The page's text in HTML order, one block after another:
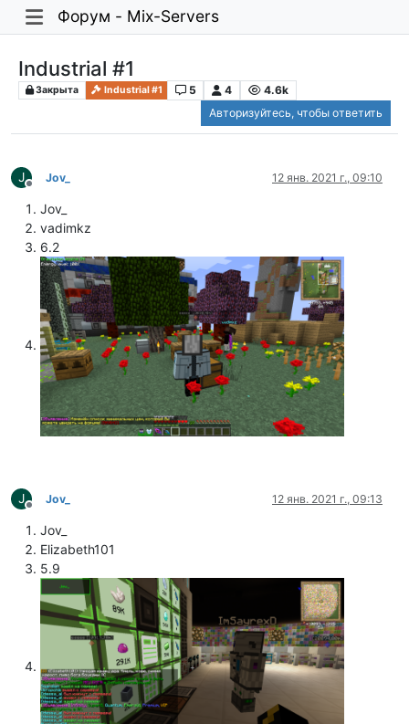
Форум - Mix-Servers
Industrial #1
Закрыта Industrial #1 5 4
4.6k
Авторизуйтесь, чтобы ответить
J
Не в сети
Jov_ 12 янв. 2021 г., 09:10
Jov_
vadimkz
6.2
J
Не в сети
Jov_ 12 янв. 2021 г., 09:13
Jov_
Elizabeth101
5.9